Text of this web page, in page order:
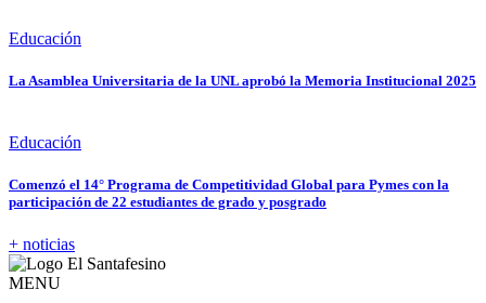
Educación
La Asamblea Universitaria de la UNL aprobó la Memoria Institucional 2025
Educación
Comenzó el 14° Programa de Competitividad Global para Pymes con la
participación de 22 estudiantes de grado y posgrado
+ noticias
MENU